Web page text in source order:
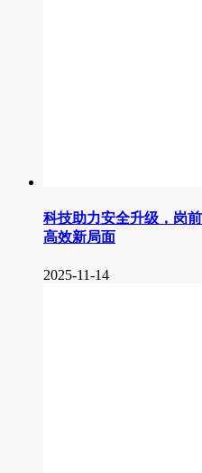
科技助力安全升级，岗
高效新局面
2025-11-14